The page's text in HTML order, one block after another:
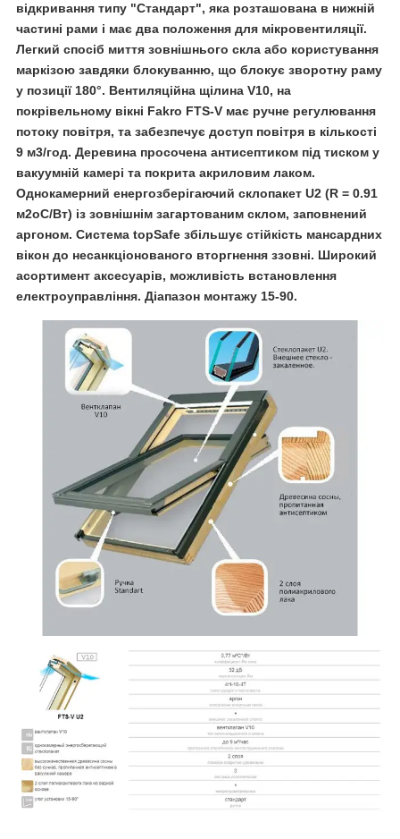
відкривання типу "Стандарт", яка розташована в нижній
частині рами і має два положення для мікровентиляції.
Легкий спосіб миття зовнішнього скла або користування
маркізою завдяки блокуванню, що блокує зворотну раму
у позиції 180°. Вентиляційна щілина V10, на
покрівельному вікні Fakro FTS-V має ручне регулювання
потоку повітря, та забезпечує доступ повітря в кількості
9 м3/год. Деревина просочена антисептиком під тиском у
вакуумній камері та покрита акриловим лаком.
Однокамерний енергозберігаючий склопакет U2 (R = 0.91
м2оС/Вт) із зовнішнім загартованим склом, заповнений
аргоном. Система topSafe збільшує стійкість мансардних
вікон до несанкціонованого вторгнення ззовні. Широкий
асортимент аксесуарів, можливість встановлення
електроуправління. Діапазон монтажу 15-90.